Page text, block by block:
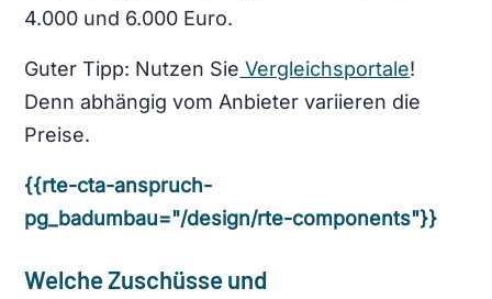
4.000 und 6.000 Euro.
Guter Tipp: Nutzen Sie Vergleichsportale!
Denn abhängig vom Anbieter variieren die
Preise.
{{rte-cta-anspruch-
pg_badumbau="/design/rte-components"}}
Welche Zuschüsse und